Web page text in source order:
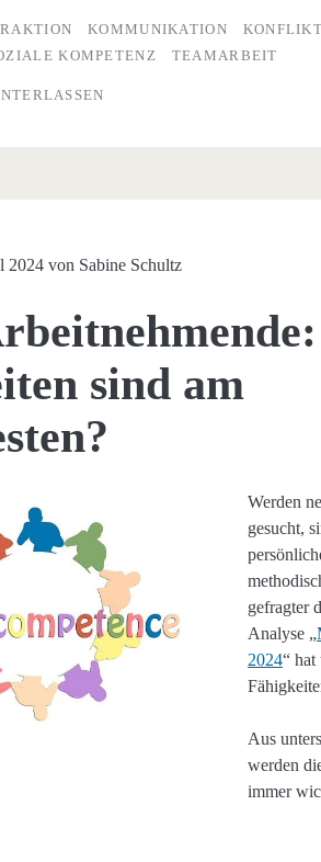
KOMMUNIKATION
KOMPETENZ TEAMARBEIT
2024 von Sabine Schultz
sind am
Werden
gesucht,
gefragter
Analyse „
2024“ hat
Aus
werden
immer